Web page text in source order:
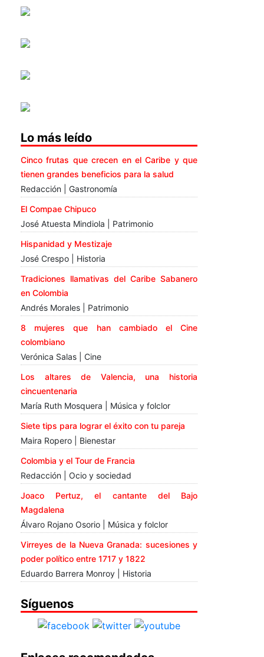
Lo más leído
Cinco frutas que crecen en el Caribe y que
tienen grandes beneficios para la salud
Redacción | Gastronomía
El Compae Chipuco
José Atuesta Mindiola | Patrimonio
Hispanidad y Mestizaje
José Crespo | Historia
Tradiciones llamativas del Caribe Sabanero
en Colombia
Andrés Morales | Patrimonio
8 mujeres que han cambiado el Cine
colombiano
Verónica Salas | Cine
Los altares de Valencia, una historia
cincuentenaria
María Ruth Mosquera | Música y folclor
Siete tips para lograr el éxito con tu pareja
Maira Ropero | Bienestar
Colombia y el Tour de Francia
Redacción | Ocio y sociedad
Joaco Pertuz, el cantante del Bajo
Magdalena
Álvaro Rojano Osorio | Música y folclor
Virreyes de la Nueva Granada: sucesiones y
poder político entre 1717 y 1822
Eduardo Barrera Monroy | Historia
Síguenos